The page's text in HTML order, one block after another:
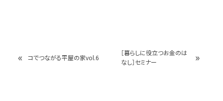
« コでつながる平屋の家vol.6
［暮らしに役立つお金のは
なし］セミナー
»